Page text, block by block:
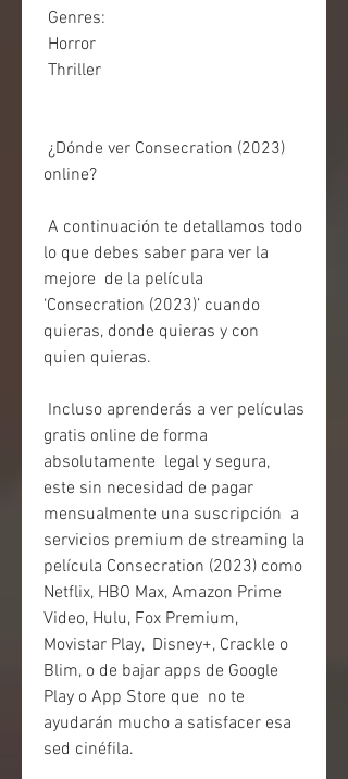
Genres:
Horror
Thriller
online?
lo que debes saber para ver la
mejore  de la película
‘Consecration (2023)’ cuando
quieras, donde quieras y con
quien quieras.
gratis online de forma
absolutamente  legal y segura,
este sin necesidad de pagar
mensualmente una suscripción  a
servicios premium de streaming la
película Consecration (2023) como
Netflix, HBO Max, Amazon Prime
Video, Hulu, Fox Premium,
Movistar Play,  Disney+, Crackle o
Blim, o de bajar apps de Google
Play o App Store que  no te
ayudarán mucho a satisfacer esa
sed cinéfila.